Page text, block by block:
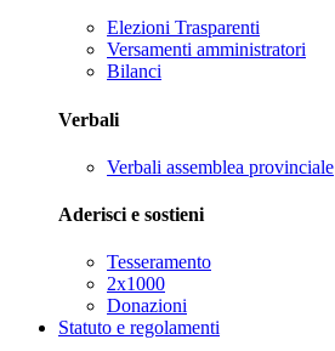
Elezioni Trasparenti
Versamenti amministratori
Bilanci
Verbali
Verbali assemblea provinciale
Aderisci e sostieni
Tesseramento
2x1000
Donazioni
Statuto e regolamenti